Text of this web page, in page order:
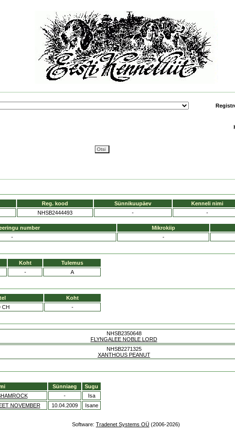
Reg. kood Sünnikuupäev Kenneli nimi
NHSB2444493 - -
number Mikrokiip
-
-
Koht
Tulemus
- A
Koht
CH -
NHSB2350648
FLYNGALEE NOBLE LORD
NHSB2271325
XANTHOUS PEANUT
Sünniaeg
Sugu
-
Isa
NOVEMBER 10.04.2009 Isane
Software: Tradenet Systems OÜ (2006-2026)